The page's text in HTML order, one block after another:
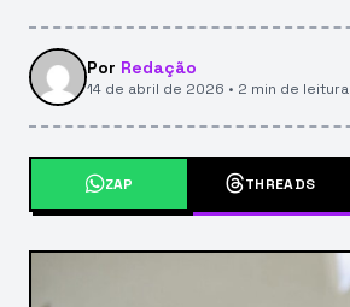
Por Redação
14 de abril de 2026 • 2 min de leitura
ZAP THREADS